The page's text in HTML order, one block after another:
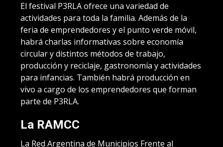
El festival P3RLA ofrece una variedad de
actividades para toda la familia. Además de la
feria de emprendedores y el punto verde móvil,
habrá charlas informativas sobre economía
circular y distintos métodos de trabajo,
producción y reciclaje, gastronomía y actividades
para infancias. También habrá producción en
vivo a cargo de los emprendedores que forman
parte de P3RLA.
La RAMCC
La Red Argentina de Municipios Frente al